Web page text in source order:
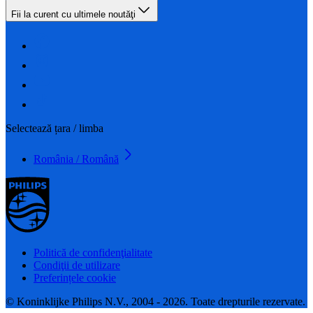
Fii la curent cu ultimele noutăţi
Selectează țara / limba
România / Română
Politică de confidenţialitate
Condiţii de utilizare
Preferințele cookie
© Koninklijke Philips N.V., 2004 - 2026. Toate drepturile rezervate.